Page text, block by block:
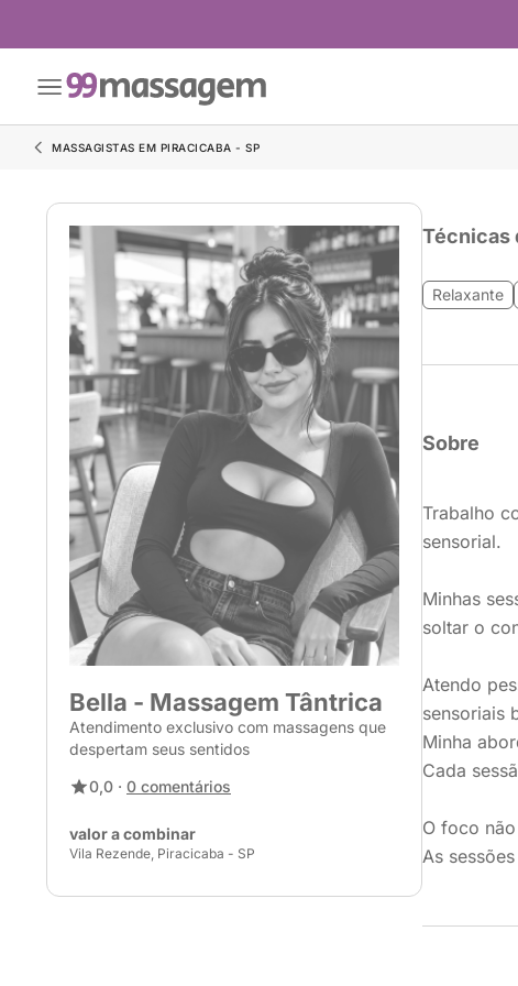
MASSAGISTAS EM PIRACICABA - SP
Bella - Massagem Tântrica
Atendimento exclusivo com massagens que
despertam seus sentidos
0,0 · 0 comentários
valor a combinar
Vila Rezende, Piracicaba - SP
Técnicas
Relaxante
Sobre
Trabalho
sensorial.
Minhas
soltar o
Atendo
sensoriais
Minha
Cada
O foco
As